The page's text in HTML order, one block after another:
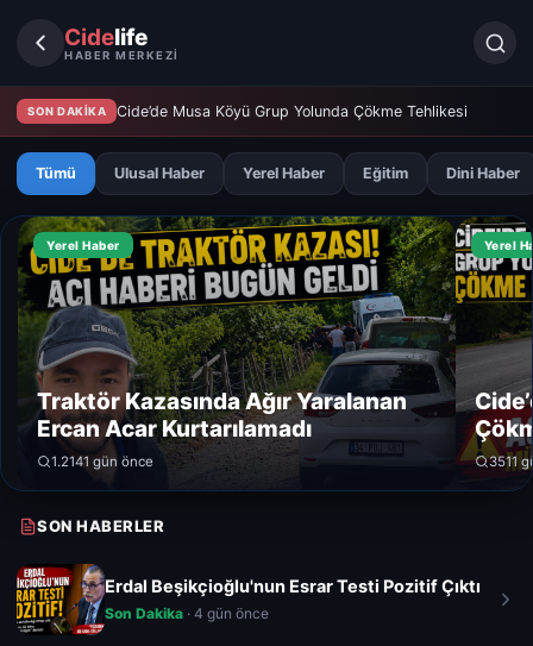
Cidelife
HABER MERKEZİ
SON DAKİKA Cide’de Musa Köyü Grup Yolunda Çökme Tehlikesi
Tümü Ulusal Haber Yerel Haber Eğitim Dini Haber
Yerel Haber
Traktör Kazasında Ağır Yaralanan
Ercan Acar Kurtarılamadı
1.2141 gün önce
Yerel
3511
SON HABERLER
Erdal Beşikçioğlu'nun Esrar Testi Pozitif Çıktı
Son Dakika · 4 gün önce